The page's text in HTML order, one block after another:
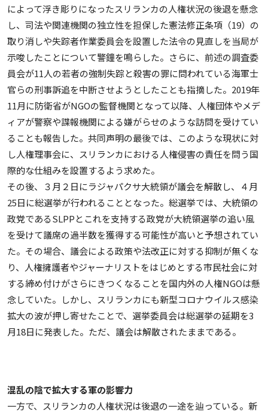
によって浮き彫りになったスリランカの人権状況の後退を懸念
し、司法や関連機関の独立性を担保した憲法修正条項（19）の
取り消しや失踪者作業委員会を設置した法令の見直しを当局が
示唆したことについて警鐘を鳴らした。さらに、前述の調査委
員会が11人の若者の強制失踪と殺害の罪に問われている海軍士
官らの刑事訴追を中断させようとしたことも指摘した。2019年
11月に防衛省がNGOの監督機関となって以降、人権団体やメデ
ィアが警察や諜報機関による嫌がらせのような訪問を受けてい
ることも報告した。共同声明の最後では、このような現状に対
し人権理事会に、スリランカにおける人権侵害の責任を問う国
際的な仕組みを設置するよう求めた。
その後、３月２日にラジャパクサ大統領が議会を解散し、４月
25日に総選挙が行われることとなった。総選挙では、大統領の
政党であるSLPPとこれを支持する政党が大統領選挙の追い風
を受けて議席の過半数を獲得する可能性が高いと予想されてい
た。その場合、議会による政策や法改正に対する抑制が無くな
り、人権擁護者やジャーナリストをはじめとする市民社会に対
する締め付けがさらにきつくなることを国内外の人権NGOは懸
念していた。しかし、スリランカにも新型コロナウイルス感染
拡大の波が押し寄せたことで、選挙委員会は総選挙の延期を3
月18日に発表した。ただ、議会は解散されたままである。
混乱の陰で拡大する軍の影響力
一方で、スリランカの人権状況は後退の一途を辿っている。新